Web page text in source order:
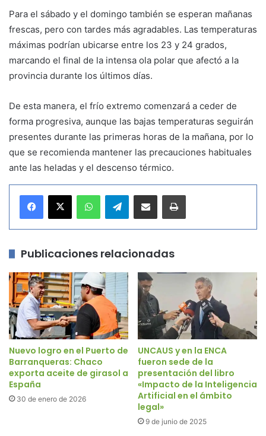
Para el sábado y el domingo también se esperan mañanas
frescas, pero con tardes más agradables. Las temperaturas
máximas podrían ubicarse entre los 23 y 24 grados,
marcando el final de la intensa ola polar que afectó a la
provincia durante los últimos días.
De esta manera, el frío extremo comenzará a ceder de
forma progresiva, aunque las bajas temperaturas seguirán
presentes durante las primeras horas de la mañana, por lo
que se recomienda mantener las precauciones habituales
ante las heladas y el descenso térmico.
Telegram
Publicaciones relacionadas
Nuevo logro en el Puerto de
Barranqueras: Chaco
exporta aceite de girasol a
España
30 de enero de 2026
UNCAUS y en la ENCA
fueron sede de la
presentación del libro
«Impacto de la Inteligencia
Artificial en el ámbito
legal»
9 de junio de 2025